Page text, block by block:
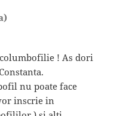
! As dori
nu poate face
inscrie in